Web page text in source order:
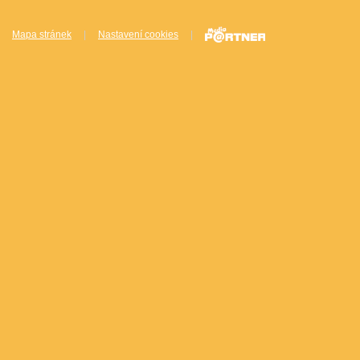
Mapa stránek Nastavení cookies